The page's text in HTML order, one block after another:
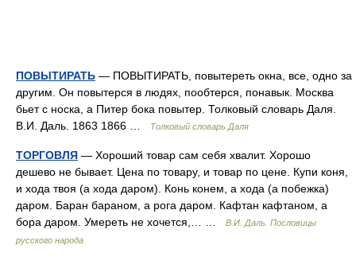
ПОВЫТИРАТЬ — ПОВЫТИРАТЬ, повытереть окна, все, одно за
другим. Он повытерся в людях, пообтерся, понавык. Москва
бьет с носка, а Питер бока повытер. Толковый словарь Даля.
В.И. Даль. 1863 1866 …
Толковый словарь Даля
ТОРГОВЛЯ — Хороший товар сам себя хвалит. Хорошо
дешево не бывает. Цена по товару, и товар по цене. Купи коня,
и хода твоя (а хода даром). Конь конем, а хода (а побежка)
даром. Баран бараном, а рога даром. Кафтан кафтаном, а
бора даром. Умереть не хочется,… …
В.И. Даль. Пословицы
русского народа